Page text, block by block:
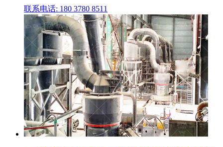
联系电话: 180 3780 8511